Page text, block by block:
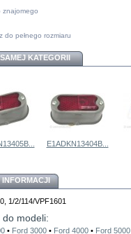
znajomego
do pełnego rozmiaru
KATEGORII
E1ADKN13404B...
INFORMACJI
1/2/114/VPF1601
do modeli:
• Ford 3000 • Ford 4000 • Ford 5000